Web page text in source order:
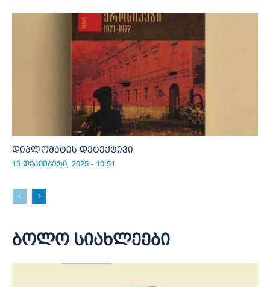
დიპლომატის დეტექტივი
15 დეკემბერი, 2025 - 10:51
ბოლო სიახლეები